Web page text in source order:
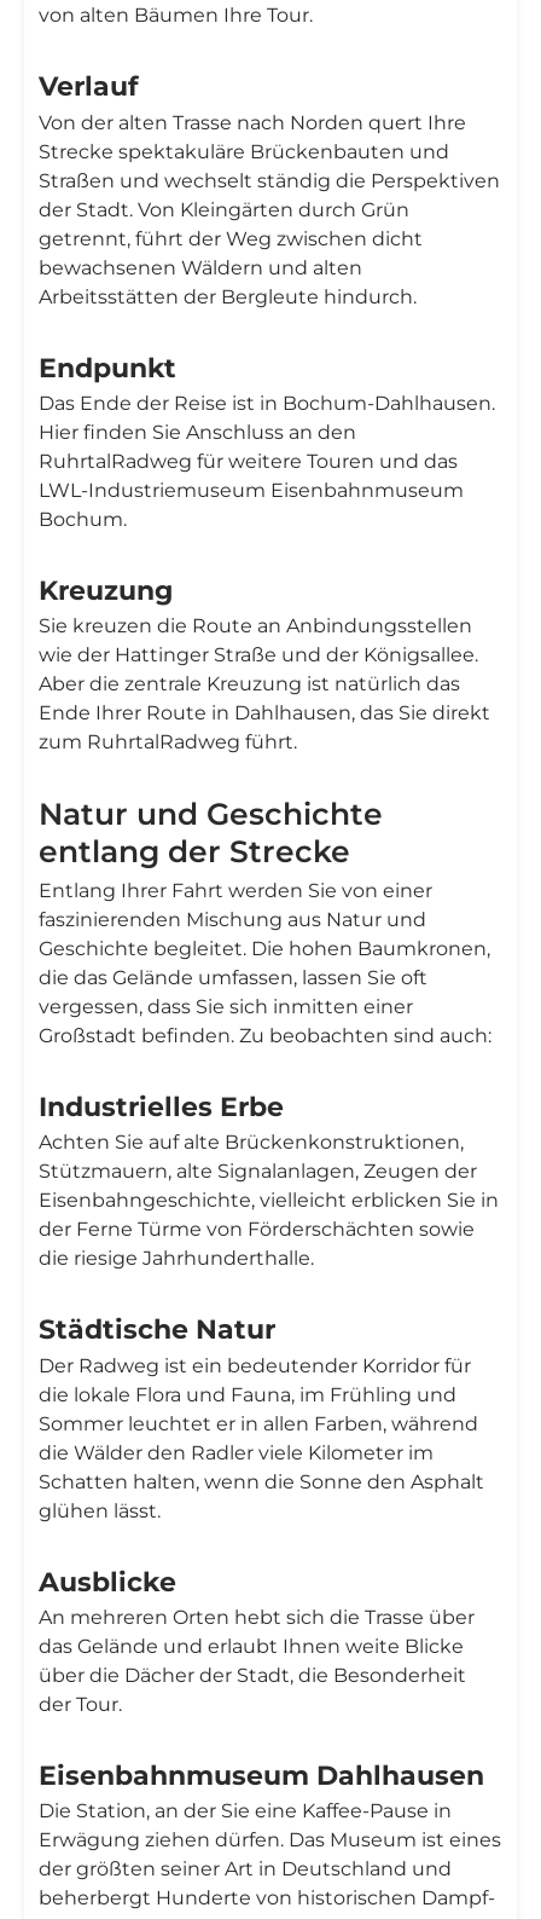
von alten Bäumen Ihre Tour.
Verlauf
Von der alten Trasse nach Norden quert Ihre
Strecke spektakuläre Brückenbauten und
Straßen und wechselt ständig die Perspektiven
der Stadt. Von Kleingärten durch Grün
getrennt, führt der Weg zwischen dicht
bewachsenen Wäldern und alten
Arbeitsstätten der Bergleute hindurch.
Endpunkt
Das Ende der Reise ist in Bochum-Dahlhausen.
Hier finden Sie Anschluss an den
RuhrtalRadweg für weitere Touren und das
LWL-Industriemuseum Eisenbahnmuseum
Bochum.
Kreuzung
Sie kreuzen die Route an Anbindungsstellen
wie der Hattinger Straße und der Königsallee.
Aber die zentrale Kreuzung ist natürlich das
Ende Ihrer Route in Dahlhausen, das Sie direkt
zum RuhrtalRadweg führt.
Natur und Geschichte
entlang der Strecke
Entlang Ihrer Fahrt werden Sie von einer
faszinierenden Mischung aus Natur und
Geschichte begleitet. Die hohen Baumkronen,
die das Gelände umfassen, lassen Sie oft
vergessen, dass Sie sich inmitten einer
Großstadt befinden. Zu beobachten sind auch:
Industrielles Erbe
Achten Sie auf alte Brückenkonstruktionen,
Stützmauern, alte Signalanlagen, Zeugen der
Eisenbahngeschichte, vielleicht erblicken Sie in
der Ferne Türme von Förderschächten sowie
die riesige Jahrhunderthalle.
Städtische Natur
Der Radweg ist ein bedeutender Korridor für
die lokale Flora und Fauna, im Frühling und
Sommer leuchtet er in allen Farben, während
die Wälder den Radler viele Kilometer im
Schatten halten, wenn die Sonne den Asphalt
glühen lässt.
Ausblicke
An mehreren Orten hebt sich die Trasse über
das Gelände und erlaubt Ihnen weite Blicke
über die Dächer der Stadt, die Besonderheit
der Tour.
Eisenbahnmuseum Dahlhausen
Die Station, an der Sie eine Kaffee-Pause in
Erwägung ziehen dürfen. Das Museum ist eines
der größten seiner Art in Deutschland und
beherbergt Hunderte von historischen Dampf-